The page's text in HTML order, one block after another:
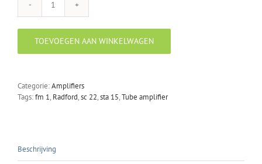
Radford
sta
15
/
sc
fm
1
aantal
TOEVOEGEN AAN WINKELWAGEN
Categorie:Amplifiers
Tags:fm 1, Radford,sc 22,sta 15,Tube amplifier
Beschrijving